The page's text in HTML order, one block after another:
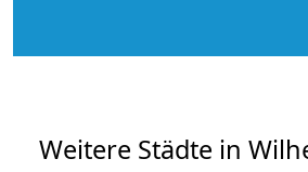
Weitere Städte in